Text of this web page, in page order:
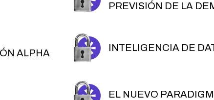
ALPHA
PREVISIÓN DE LA
EL NUEVO
INTELIGENCIA DE